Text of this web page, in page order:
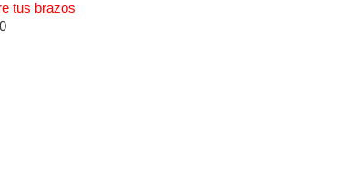
tus brazos